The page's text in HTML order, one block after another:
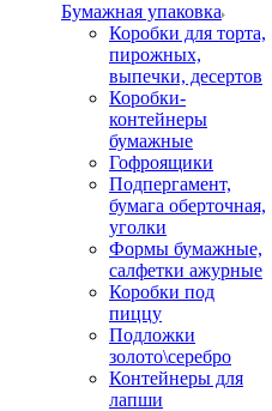
Бумажная упаковка
Коробки для торта,
пирожных,
выпечки, десертов
Коробки-
контейнеры
бумажные
Гофроящики
Подпергамент,
бумага оберточная,
уголки
Формы бумажные,
салфетки ажурные
Коробки под
пиццу
Подложки
золото\серебро
Контейнеры для
лапши